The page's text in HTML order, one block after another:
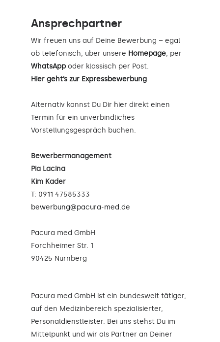
Ansprechpartner
Wir freuen uns auf Deine Bewerbung – egal
ob telefonisch, über unsere Homepage, per
WhatsApp oder klassisch per Post.
Hier geht’s zur Expressbewerbung
Alternativ kannst Du Dir hier direkt einen
Termin für ein unverbindliches
Vorstellungsgespräch buchen.
Bewerbermanagement
Pia Lacina
Kim Kader
T: 0911 47585333
bewerbung@pacura-med.de
Pacura med GmbH
Forchheimer Str. 1
90425 Nürnberg
Pacura med GmbH ist ein bundesweit tätiger,
auf den Medizinbereich spezialisierter,
Personaldienstleister. Bei uns stehst Du im
Mittelpunkt und wir als Partner an Deiner